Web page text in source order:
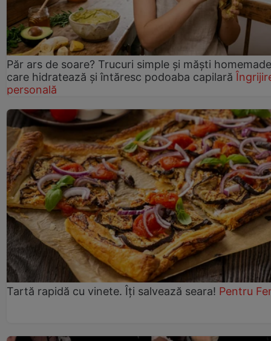
Păr ars de soare? Trucuri simple și măști homemade
care hidratează și întăresc podoaba capilară
personală
Tartă rapidă cu vinete. Îți salvează seara! Pentru